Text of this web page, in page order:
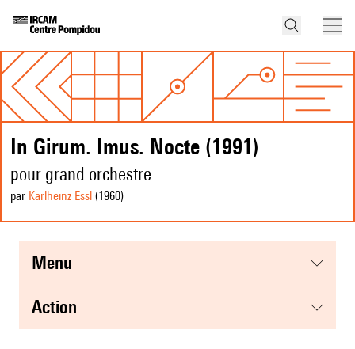
In Girum. Imus. Nocte (1991)
pour grand orchestre
par Karlheinz Essl (1960)
menu
action